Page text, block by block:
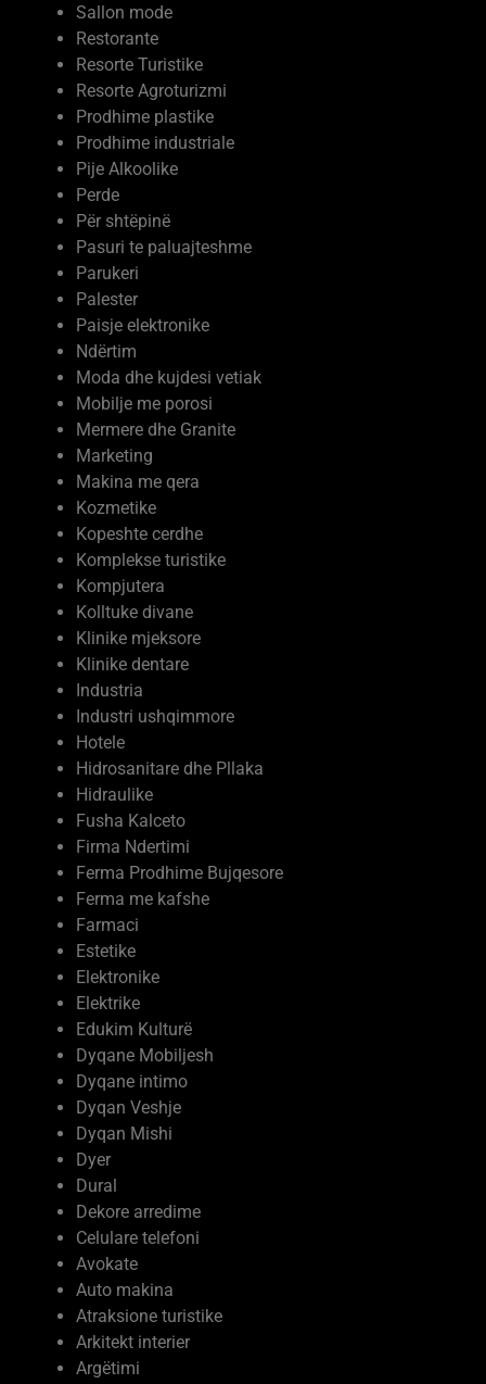
Restorante
Resorte Turistike
Resorte Agroturizmi
Prodhime plastike
Prodhime industriale
Pije Alkoolike
Perde
Për shtëpinë
Pasuri te paluajteshme
Parukeri
Palester
Paisje elektronike
Ndërtim
Moda dhe kujdesi vetiak
Mobilje me porosi
Mermere dhe Granite
Marketing
Makina me qera
Kozmetike
Kopeshte cerdhe
Komplekse turistike
Kompjutera
Kolltuke divane
Klinike mjeksore
Klinike dentare
Industria
Industri ushqimmore
Hotele
Hidrosanitare dhe Pllaka
Hidraulike
Fusha Kalceto
Firma Ndertimi
Ferma Prodhime Bujqesore
Ferma me kafshe
Farmaci
Estetike
Elektronike
Elektrike
Edukim Kulturë
Dyqane Mobiljesh
Dyqane intimo
Dyqan Veshje
Dyqan Mishi
Dyer
Dural
Dekore arredime
Celulare telefoni
Avokate
Auto makina
Atraksione turistike
Arkitekt interier
Argëtimi